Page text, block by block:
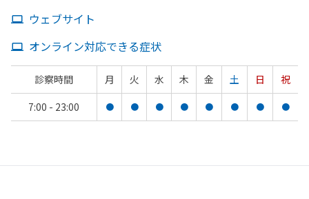
ウェブサイト
オンライン対応できる症状
診察時間 月 火 水 木 金 土 日
祝
7:00 - 23:00
● ● ● ● ● ● ● ●